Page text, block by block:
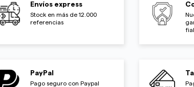
Envíos express
Stock en más de 12.000
referencias
PayPal
Pago seguro con Paypal